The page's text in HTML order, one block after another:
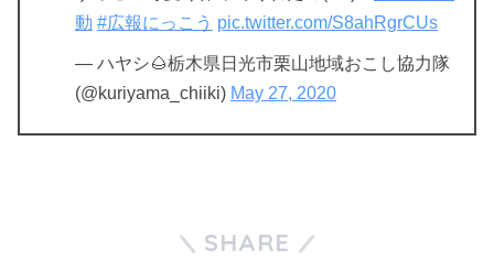
動 #広報にっこう pic.twitter.com/S8ahRgrCUs
— ハヤシ🌰栃木県日光市栗山地域おこし協力隊
(@kuriyama_chiiki) May 27, 2020
SHARE